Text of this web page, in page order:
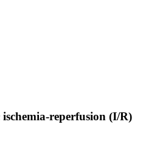
reperfusion (I/R)